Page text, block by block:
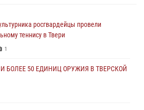
росгвардейцы провели
теннису в Твери
1
БОЛЕЕ 50 ЕДИНИЦ ОРУЖИЯ В ТВЕРСКОЙ